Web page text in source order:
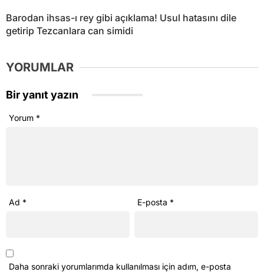
Barodan ihsas-ı rey gibi açıklama! Usul hatasını dile
getirip Tezcanlara can simidi
YORUMLAR
Bir yanıt yazın
Yorum *
Ad * E-posta *
Daha sonraki yorumlarımda kullanılması için adım, e-posta